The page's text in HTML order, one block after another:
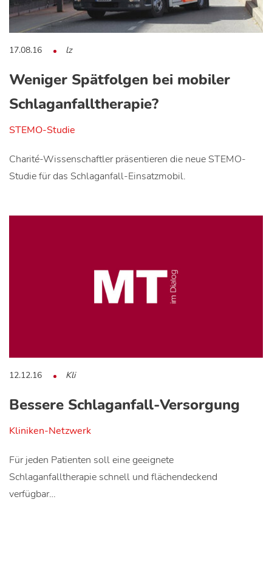
17.08.16 lz
Weniger Spätfolgen bei mobiler
Schlaganfalltherapie?
STEMO-Studie
Charité-Wissenschaftler präsentieren die neue STEMO-
Studie für das Schlaganfall-Einsatzmobil.
12.12.16 Kli
Bessere Schlaganfall-Versorgung
Kliniken-Netzwerk
Für jeden Patienten soll eine geeignete
Schlaganfalltherapie schnell und flächendeckend
verfügbar…